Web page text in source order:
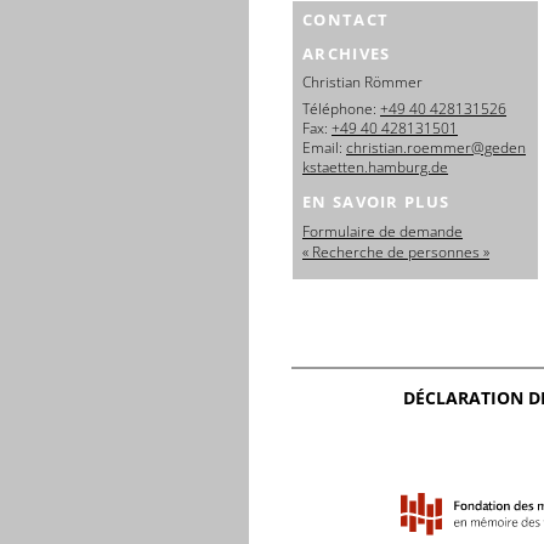
CONTACT
ARCHIVES
Christian Römmer
Téléphone: +49 40 428131526
Fax: +49 40 428131501
Email: christian.roemmer@geden
kstaetten.hamburg.de
EN SAVOIR PLUS
Formulaire de demande
« Recherche de personnes »
DÉCLARATION